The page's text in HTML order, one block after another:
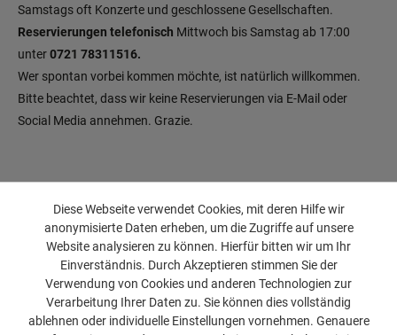
Diese Webseite verwendet Cookies, mit deren Hilfe wir
anonymisierte Daten erheben, um die Zugriffe auf unsere
Website analysieren zu können. Hierfür bitten wir um Ihr
Einverständnis. Durch Akzeptieren stimmen Sie der
Verwendung von Cookies und anderen Technologien zur
Verarbeitung Ihrer Daten zu. Sie können dies vollständig
ablehnen oder individuelle Einstellungen vornehmen. Genauere
Samstags oft Konzerte und geschlossene Gesellschaften.
Reservierungen telefonisch Mittwoch bis Samstag ab 17:00
unter0721 78311516.
Wer spontan vorbei kommen möchte, ist natürlich willkommen.
Bitte beachtet, dass wir keine Reservierungen via E-Mail oder
Social Media annehmen. Grazie.